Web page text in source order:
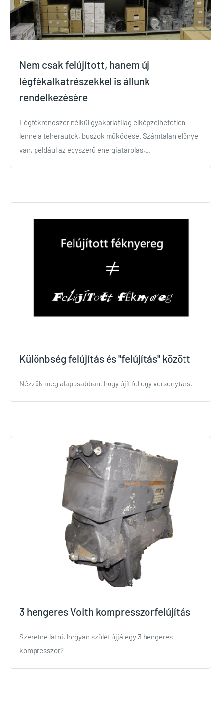
Nem csak felújított, hanem új
légfékalkatrészekkel is állunk
rendelkezésére
Légfékrendszer nélkül gyakorlatilag elképzelhetetlen
lenne a teherautók, buszok működése. Számtalan előnye
van, például az egyszerű energiatárolás,...
Különbség felújítás és "felújítás" között
Nézzük meg alaposabban, hogy újít fel egy versenytárs.
3 hengeres Voith kompresszorfelújítás
Szeretné látni, hogyan szület újjá egy 3 hengeres
kompresszor?